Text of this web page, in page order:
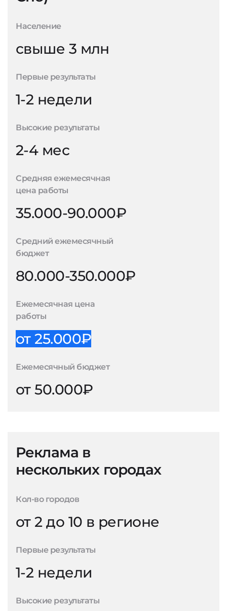
Население
свыше 3 млн
Первые результаты
1-2 недели
Высокие результаты
2-4 мес
Средняя ежемесячная
цена работы
35.000-90.000₽
Средний ежемесячный
бюджет
80.000-350.000₽
Ежемесячная цена
работы
от 25.000₽
Ежемесячный бюджет
от 50.000₽
Реклама в
нескольких городах
Кол-во городов
от 2 до 10 в регионе
Первые результаты
1-2 недели
Высокие результаты